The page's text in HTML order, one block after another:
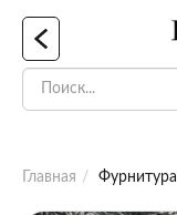
Главная Фурнитура